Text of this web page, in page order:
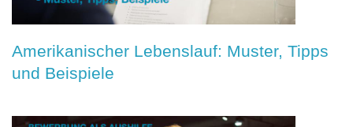
Amerikanischer Lebenslauf: Muster, Tipps
und Beispiele